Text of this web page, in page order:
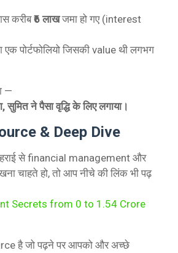
करीब₹6 लाखजमा हो गए (interest
पोर्टफोलियो जिसकी value थी लगभग
—
सुमित ने पैसा वृद्धि के लिए लगाया।
& Deep Dive
से financial management और
चाहते हो, तो आप नीचे की लिंक भी पढ़
Secrets from 0 to 1.54 Crore
है जो पढ़ने पर आपको और अच्छे